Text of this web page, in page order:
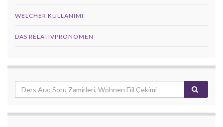
WELCHER KULLANIMI
DAS RELATIVPRONOMEN